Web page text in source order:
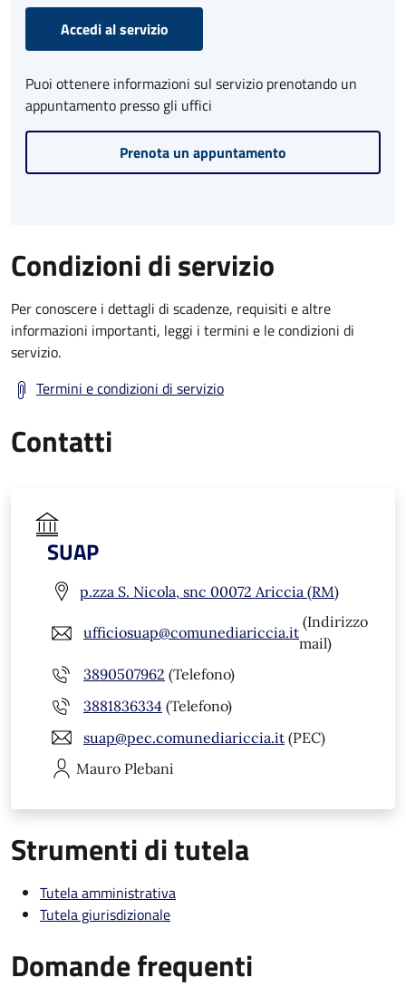
Accedi al servizio
Puoi ottenere informazioni sul servizio prenotando un
appuntamento presso gli uffici
Prenota un appuntamento
Condizioni di servizio
Per conoscere i dettagli di scadenze, requisiti e altre
informazioni importanti, leggi i termini e le condizioni di
servizio.
Termini e condizioni di servizio
Contatti
SUAP
p.zza S. Nicola, snc 00072 Ariccia (RM)
ufficiosuap@comunediariccia.it
(Indirizzo
mail)
3890507962 (Telefono)
3881836334 (Telefono)
suap@pec.comunediariccia.it (PEC)
Mauro Plebani
Strumenti di tutela
Tutela amministrativa
Tutela giurisdizionale
Domande frequenti